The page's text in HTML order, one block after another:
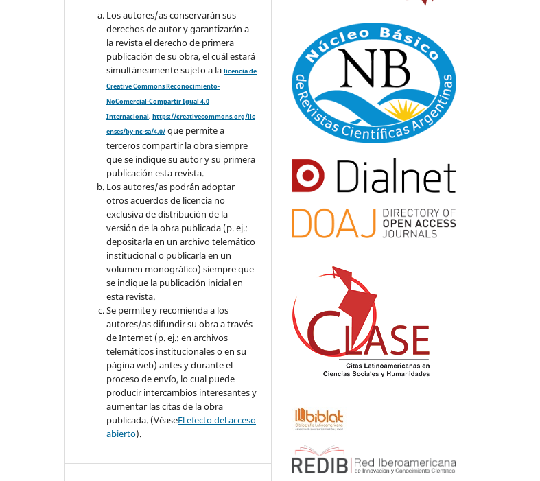
Los autores/as conservarán sus
derechos de autor y garantizarán a
la revista el derecho de primera
publicación de su obra, el cuál estará
simultáneamente sujeto a lalicencia de
Creative Commons Reconocimiento-
NoComercial-Compartir Igual 4.0
Internacional.https://creativecommons.org/lic
enses/by-nc-sa/4.0/ que permite a
terceros compartir la obra siempre
que se indique su autor y su primera
publicación esta revista.
Los autores/as podrán adoptar
otros acuerdos de licencia no
exclusiva de distribución de la
versión de la obra publicada (p. ej.:
depositarla en un archivo telemático
institucional o publicarla en un
volumen monográfico) siempre que
se indique la publicación inicial en
esta revista.
Se permite y recomienda a los
autores/as difundir su obra a través
de Internet (p. ej.: en archivos
telemáticos institucionales o en su
página web) antes y durante el
proceso de envío, lo cual puede
producir intercambios interesantes y
aumentar las citas de la obra
publicada. (VéaseEl efecto del acceso
abierto).